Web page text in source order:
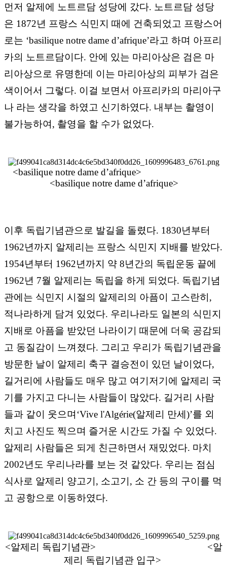
먼저 알제에 노트르담 성당에 갔다. 노트르담 성당
은 1872년 프랑스 식민지 때에 건축되었고 프랑스어
로는 ‘basilique notre dame d’afrique’라고 하며 아프리
카의 노트르담이다. 안에 있는 마리아상은 검은 마
리아상으로 유명한데 이는 마리아상의 피부가 검은
색이어서 그렇다. 이걸 보면서 아프리카의 마리아구
나 라는 생각을 하였고 신기하였다. 내부는 촬영이
불가능하여, 촬영을 할 수가 없었다.
<basilique notre dame d’afrique>
<basilique notre dame d’afrique>
이후 독립기념관으로 발길을 돌렸다. 1830년부터
1962년까지 알제리는 프랑스 식민지 지배를 받았다.
1954년부터 1962년까지 약 8년간의 독립운동 끝에
1962년 7월 알제리는 독립을 하게 되었다. 독립기념
관에는 식민지 시절의 알제리의 아픔이 고스란히,
적나라하게 담겨 있었다. 우리나라도 일본의 식민지
지배로 아픔을 받았던 나라이기 때문에 더욱 공감되
고 동질감이 느껴졌다. 그리고 우리가 독립기념관을
방문한 날이 알제리 축구 결승전이 있던 날이었다,
길거리에 사람들도 매우 많고 여기저기에 알제리 국
기를 가지고 다니는 사람들이 많았다. 길거리 사람
들과 같이 웃으며‘Vive l'Algérie(알제리 만세)’를 외
치고 사진도 찍으며 즐거운 시간도 가질 수 있었다.
알제리 사람들은 되게 친근하면서 재밌었다. 마치
2002년도 우리나라를 보는 것 같았다. 우리는 점심
식사로 알제리 양고기, 소고기, 소 간 등의 구이를 먹
고 공항으로 이동하였다.
<알제리 독립기념관> <알
제리 독립기념관 입구>